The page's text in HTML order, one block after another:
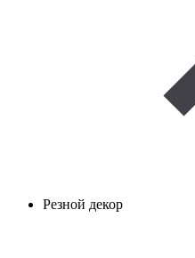
Резной декор